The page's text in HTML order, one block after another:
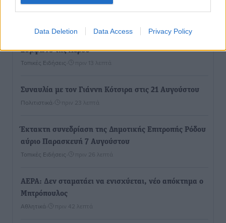
Data Deletion Data Access Privacy Policy
“Η Ευρώπη αντιμετώπιζε το προσφυγικό σαν ταινία
τρόμου” – Η συγκλονιστική μαρτυρία της Χαρούλας
Σύμφωνο της Λέρου
Τοπικές Ειδήσεις πριν 13 λεπτά
Συναυλία με τον Γιάννη Κότσιρα στις 21 Αυγούστου
Πολιτιστικά πριν 23 λεπτά
Έκτακτη συνεδρίαση της Δημοτικής Επιτροπής Ρόδου
αύριο Παρασκευή 7 Αυγούστου
Τοπικές Ειδήσεις πριν 26 λεπτά
ΑΕΡΑ: Δεν σταματάει να ενισχύεται, νέο απόκτημα ο
Μητρόπουλος
Αθλητικά πριν 42 λεπτά